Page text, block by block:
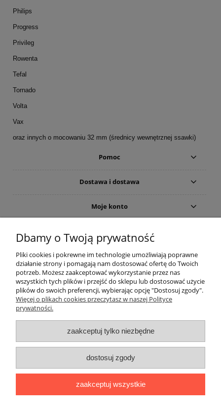
Philips
Progress
Privileg
Rowenta
Tefal
Tornado
Volta
Vax
oraz innych o mocowaniu 32 mm (średnicy wewnętrznej ssawki)
Pomoc
Dostawa i dostawa
Moje konto
O firmie
Użycie nazw marek i typów, np. odkurzaczy lub akcesoriów do
odkurzaczy, ma charakter tylko i wyłącznie porównawczo -
informacyjny.
accessories for vacuum cleaners, is a only comparatively -
information.
Dbamy o Twoją prywatność
Pliki cookies i pokrewne im technologie umożliwiają poprawne
działanie strony i pomagają nam dostosować ofertę do Twoich
potrzeb. Możesz zaakceptować wykorzystanie przez nas
wszystkich tych plików i przejść do sklepu lub dostosować użycie
plików do swoich preferencji, wybierając opcję "Dostosuj zgody".
Więcej o plikach cookies przeczytasz w naszej Polityce
prywatności.
zaakceptuj tylko niezbędne
dostosuj zgody
zaakceptuj wszystkie